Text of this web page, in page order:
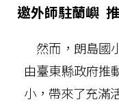
邀外師駐蘭嶼
然而，朗島國
由臺東縣政府推
小，帶來了充滿